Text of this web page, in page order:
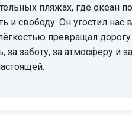
и свободу. Он угостил
превращал
за заботу, за атмосферу и